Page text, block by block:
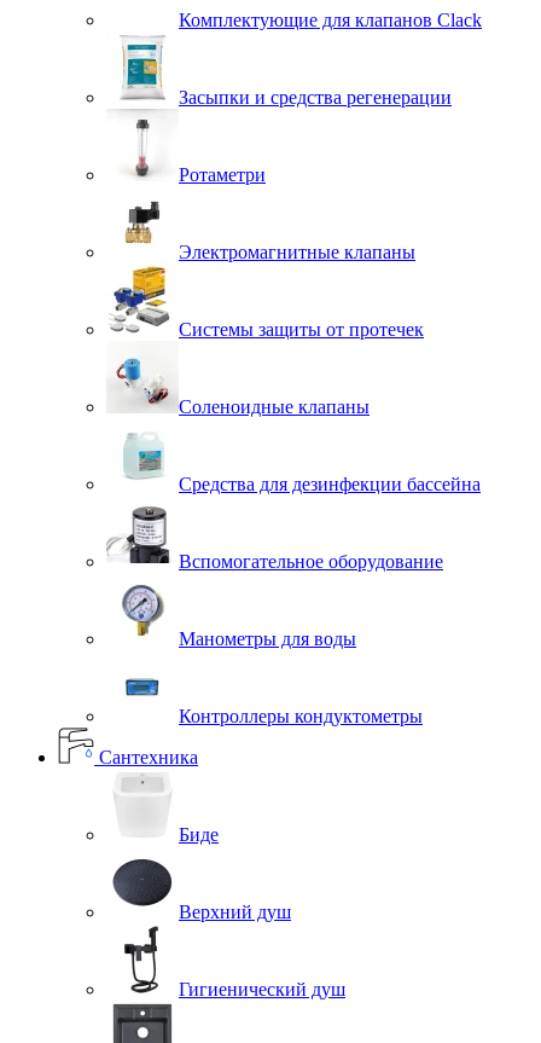
Комплектующие для клапанов Clack
Засыпки и средства регенерации
Ротаметри
Электромагнитные клапаны
Системы защиты от протечек
Соленоидные клапаны
Средства для дезинфекции бассейна
Вспомогательное оборудование
Манометры для воды
Контроллеры кондуктометры
Сантехника
Биде
Верхний душ
Гигиенический душ